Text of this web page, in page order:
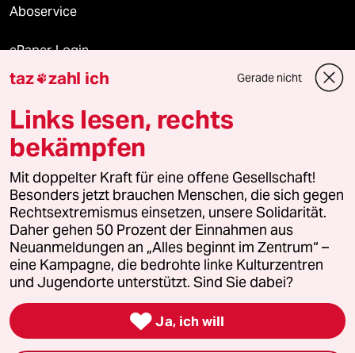
Aboservice
ePaper Login
Downloads für Abonnierende
© 2026 taz Verlags und Vertriebs GmbH
Alle Rechte vorbehalten. Bei rechtlichen Fragen oder für Genehmigungen
wenden Sie sich bitte an lizenzen@taz.de
Feedback Redaktionsstatut Kommune-Richtlinien
Leitlinie Informant Datenschutz Impressum AGB
Seitenwende Einwilligungen widerrufen (Ads)
taz zahl ich Gerade nicht
Links lesen, rechts
bekämpfen
Mit doppelter Kraft für eine offene Gesellschaft!
Besonders jetzt brauchen Menschen, die sich gegen
Rechtsextremismus einsetzen, unsere Solidarität.
Daher gehen 50 Prozent der Einnahmen aus
Neuanmeldungen an „Alles beginnt im Zentrum“ –
eine Kampagne, die bedrohte linke Kulturzentren
und Jugendorte unterstützt. Sind Sie dabei?
 Ja, ich will